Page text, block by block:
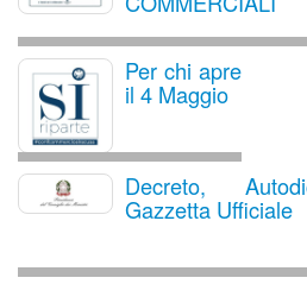
Per chi apre
il 4 Maggio
Decreto,
Gazzetta Ufficiale